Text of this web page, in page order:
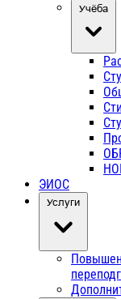
Учёба
ЭИОС
Услуги